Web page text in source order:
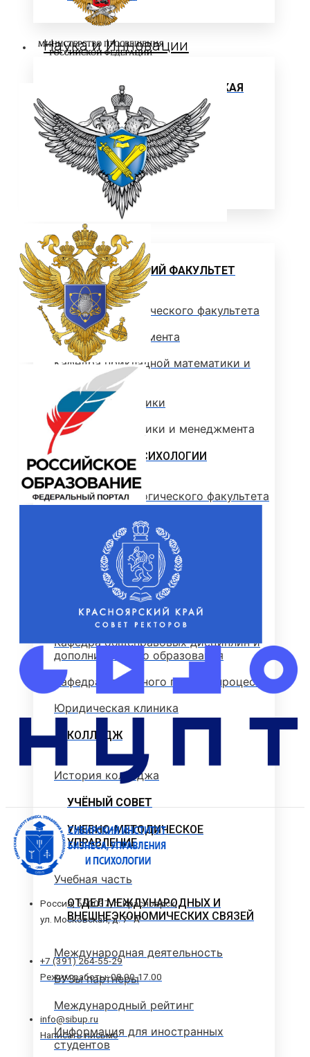
Наука и Инновации
НАУЧНО-ИССЛЕДОВАТЕЛЬСКАЯ
ДЕЯТЕЛЬНОСТЬ
ОТДЕЛЫ И УПРАВЛЕНИЕ
ПАТЕНТЫ
НАУКА И УНИВЕРСИТЕТЫ
Институт
ЭКОНОМИЧЕСКИЙ ФАКУЛЬТЕТ
Деканат экономического факультета
Кафедра менеджмента
Кафедра прикладной математики и
информатики
Кафедра экономики
Кафедра экономики и менеджмента
ФАКУЛЬТЕТ ПСИХОЛОГИИ
Деканат психологического факультета
Кафедра психологии
Кафедра общественных наук
Психологический центр «Сфера»
ЮРИДИЧЕСКИЙ ФАКУЛЬТЕТ
Кафедра общеправовых дисциплин и
дополнительного образования
Кафедра уголовного права и процесса
Юридическая клиника
КОЛЛЕДЖ
История колледжа
УЧЁНЫЙ СОВЕТ
УЧЕБНО-МЕТОДИЧЕСКОЕ
УПРАВЛЕНИЕ
Учебная часть
ОТДЕЛ МЕЖДУНАРОДНЫХ И
ВНЕШНЕЭКОНОМИЧЕСКИХ СВЯЗЕЙ
Международная деятельность
ВУЗы партнеры
Международный рейтинг
Информация для иностранных
студентов
Россия, 660037, г. Красноярск,
ул. Московская, д. 7 "А"
+7 (391) 264-55-29
Режим работы: 08.00-17.00
info@sibup.ru
Написать письмо